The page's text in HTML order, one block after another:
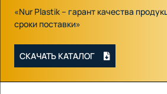
«Nur Plastik – гарант качества
сроки поставки»
СКАЧАТЬ КАТАЛОГ